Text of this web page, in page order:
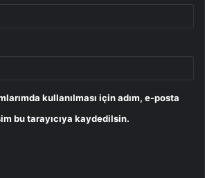
kullanılması için adım, e-posta
bu tarayıcıya kaydedilsin.